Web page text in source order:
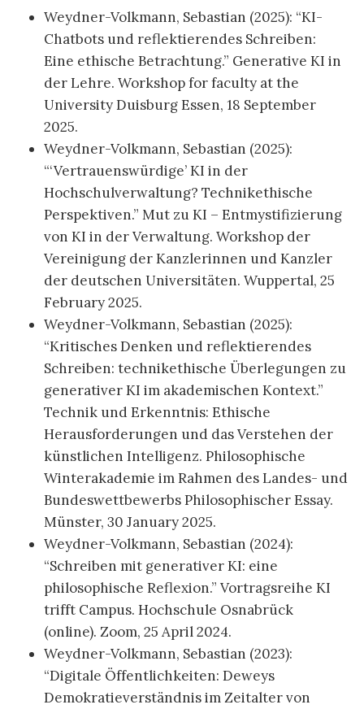
Weydner-Volkmann, Sebastian (2025): “KI-
Chatbots und reflektierendes Schreiben:
Eine ethische Betrachtung.” Generative KI in
der Lehre. Workshop for faculty at the
University Duisburg Essen, 18 September
2025.
Weydner-Volkmann, Sebastian (2025):
“‘Vertrauenswürdige’ KI in der
Hochschulverwaltung? Technikethische
Perspektiven.” Mut zu KI – Entmystifizierung
von KI in der Verwaltung. Workshop der
Vereinigung der Kanzlerinnen und Kanzler
der deutschen Universitäten. Wuppertal, 25
February 2025.
Weydner-Volkmann, Sebastian (2025):
“Kritisches Denken und reflektierendes
Schreiben: technikethische Überlegungen zu
generativer KI im akademischen Kontext.”
Technik und Erkenntnis: Ethische
Herausforderungen und das Verstehen der
künstlichen Intelligenz. Philosophische
Winterakademie im Rahmen des Landes- und
Bundeswettbewerbs Philosophischer Essay.
Münster, 30 January 2025.
Weydner-Volkmann, Sebastian (2024):
“Schreiben mit generativer KI: eine
philosophische Reflexion.” Vortragsreihe KI
trifft Campus. Hochschule Osnabrück
(online). Zoom, 25 April 2024.
Weydner-Volkmann, Sebastian (2023):
“Digitale Öffentlichkeiten: Deweys
Demokratieverständnis im Zeitalter von